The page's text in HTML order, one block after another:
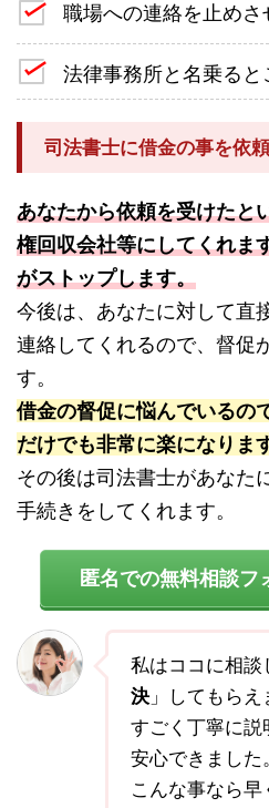
職場への連絡を止めさ
法律事務所と名乗る
司法書士に借金の事を依
あなたから依頼を受けたと
権回収会社等にしてくれま
がストップします。
今後は、あなたに対して直
連絡してくれるので、督促
す。
借金の督促に悩んでいるの
だけでも非常に楽になりま
その後は司法書士があなた
手続きをしてくれます。
匿名での無料相談フ
私はココに相談
決」してもらえ
すごく丁寧に説
安心できました。
こんな事なら